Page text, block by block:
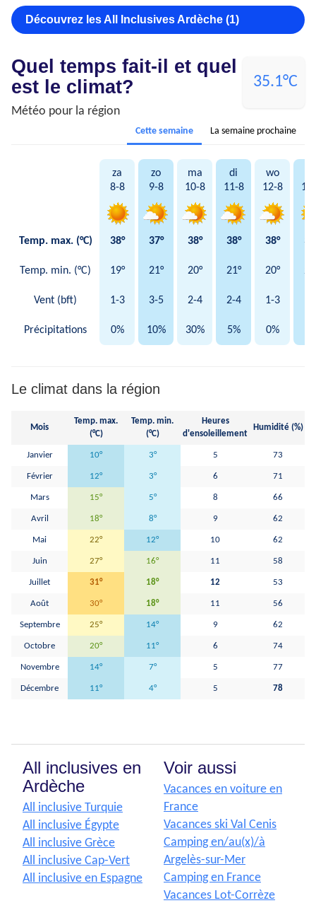
Découvrez les All Inclusives Ardèche (1)
Quel temps fait-il et quel
est le climat?
Météo pour la région
35.1°C
Cette semaine La semaine prochaine
za
8-8
zo
9-8
ma
10-8
di
11-8
wo
12-8
Temp. max. (°C) 38° 37° 38° 38° 38°
Temp. min. (°C) 19° 21° 20° 21° 20°
Vent (bft) 1-3 3-5 2-4 2-4 1-3
Précipitations 0% 10% 30% 5% 0%
Le climat dans la région
Mois
Temp. max.
(°C)
Temp. min.
(°C)
Heures
d'ensoleillement
Humidité (%)
Janvier 10° 3° 5 73
Février 12° 3° 6 71
Mars 15° 5° 8 66
Avril 18° 8° 9 62
Mai 22° 12° 10 62
Juin 27° 16° 11 58
Juillet 31° 18° 12 53
Août 30° 18° 11 56
Septembre 25° 14° 9 62
Octobre 20° 11° 6 74
Novembre 14° 7° 5 77
Décembre 11° 4° 5 78
All inclusives en
Ardèche
All inclusive Turquie
All inclusive Égypte
All inclusive Grèce
All inclusive Cap-Vert
All inclusive en Espagne
Voir aussi
Vacances en voiture en
France
Vacances ski Val Cenis
Camping en/au(x)/à
Argelès-sur-Mer
Camping en France
Vacances Lot-Corrèze